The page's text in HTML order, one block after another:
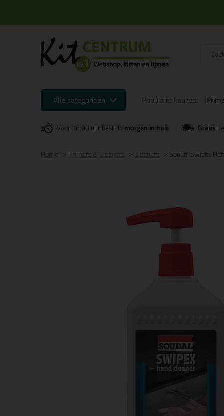
Alle categorieën
Voor 16:00 uur besteldmorgen in huis Gratis
Soudal Swipex